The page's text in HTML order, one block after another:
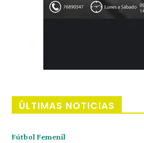
ÚLTIMAS NOTICIAS
Fútbol Femenil